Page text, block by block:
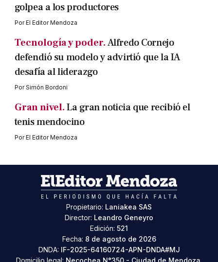
golpea a los productores
PorEl Editor Mendoza
Tecnología y poder.Alfredo Cornejo
defendió su modelo y advirtió que la IA
desafía al liderazgo
PorSimón Bordoni
Gran nivel.La gran noticia que recibió el
tenis mendocino
PorEl Editor Mendoza
Propietario: Laniakea SAS
Director: Leandro Geneyro
Edición: 521
Fecha: 8 de agosto de 2026
DNDA: IF-2025-64160724-APN-DNDA#MJ
Domicilio legal: Necochea N°350 - Ciudad de Mendoza,